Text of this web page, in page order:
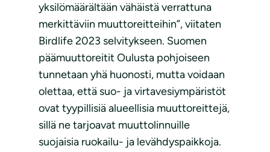
yksilömäärältään vähäistä verrattuna
merkittäviin muuttoreitteihin”, viitaten
Birdlife 2023 selvitykseen. Suomen
päämuuttoreitit Oulusta pohjoiseen
tunnetaan yhä huonosti, mutta voidaan
olettaa, että suo- ja virtavesiympäristöt
ovat tyypillisiä alueellisia muuttoreittejä,
sillä ne tarjoavat muuttolinnuille
suojaisia ruokailu- ja levähdyspaikkoja.